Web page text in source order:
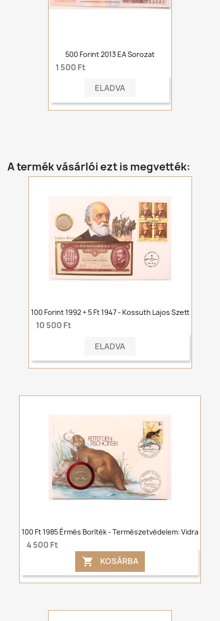
500 Forint 2013 EA Sorozat
1 500 Ft
ELADVA
A termék vásárlói ezt is megvették:
100 Forint 1992 + 5 Ft 1947 - Kossuth Lajos Szett
10 500 Ft
ELADVA
100 Ft 1985 Érmés Boríték - Természetvédelem: Vidra
4 500 Ft
 KOSÁRBA